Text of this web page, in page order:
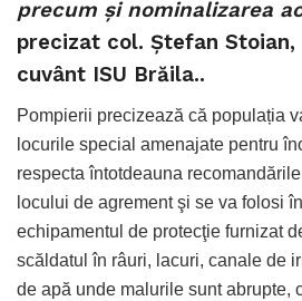
precum şi nominalizarea
precizat col. Ștefan
cuvânt ISU Brăila..
Pompierii precizează că populația
locurile special amenajate pentru
respecta întotdeauna
locului de agrement şi se va folosi
echipamentul de protecţie furnizat
scăldatul în râuri, lacuri, canale de
de apă unde malurile sunt abrupte,